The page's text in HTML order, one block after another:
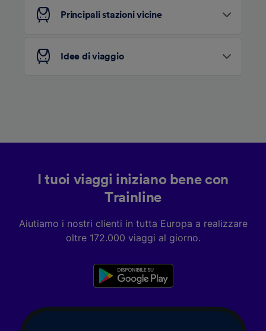
Principali stazioni vicine
Idee di viaggio
I tuoi viaggi iniziano bene con
Trainline
Aiutiamo i nostri clienti in tutta Europa a realizzare
oltre 172.000 viaggi al giorno.